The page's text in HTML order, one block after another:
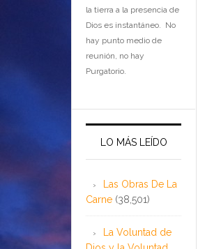
la tierra a la presencia de
Dios es instantáneo. No
hay punto medio de
reunión, no hay
Purgatorio.
LO MÁS LEÍDO
Las Obras De La
Carne (38,501)
La Voluntad de